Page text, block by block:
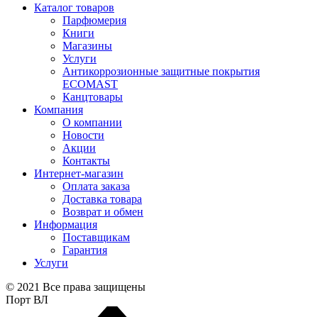
Каталог товаров
Парфюмерия
Книги
Магазины
Услуги
Антикоррозионные защитные покрытия
ECOMAST
Канцтовары
Компания
О компании
Новости
Акции
Контакты
Интернет-магазин
Оплата заказа
Доставка товара
Возврат и обмен
Информация
Поставщикам
Гарантия
Услуги
© 2021 Все права защищены
Порт ВЛ